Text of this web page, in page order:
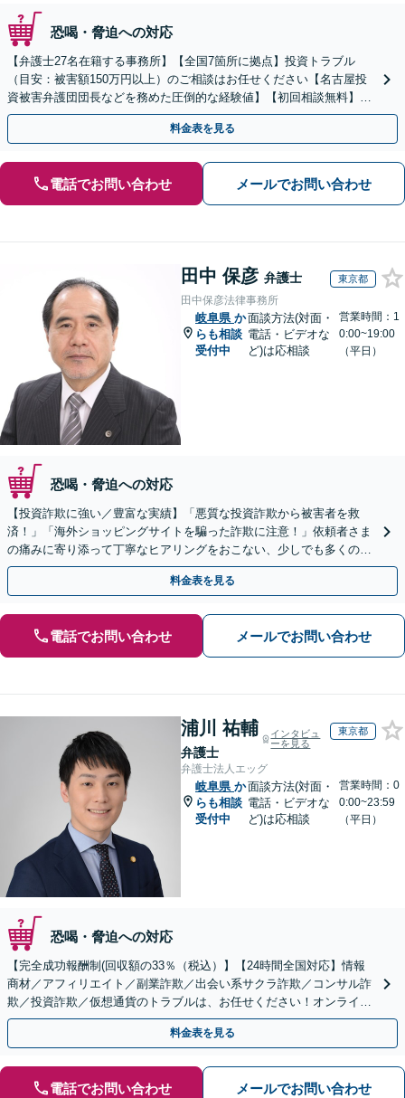
恐喝・脅迫への対応
【弁護士27名在籍する事務所】【全国7箇所に拠点】投資トラブル
（目安：被害額150万円以上）のご相談はお任せください【名古屋投
資被害弁護団団長などを務めた圧倒的な経験値】【初回相談無料】先
物取引、証券取引、仮想通貨、FX被害、マルチ商法など
料金表を見る
電話でお問い合わせ メールでお問い合わせ
田中 保彦 弁護士 東京都
田中保彦法律事務所
岐阜県 か
らも相談
受付中
面談方法(対面・
電話・ビデオな
ど)は応相談
営業時間：1
0:00~19:00
（平日）
恐喝・脅迫への対応
【投資詐欺に強い／豊富な実績】「悪質な投資詐欺から被害者を救
済！」「海外ショッピングサイトを騙った詐欺に注意！」依頼者さま
の痛みに寄り添って丁寧なヒアリングをおこない、少しでも多くの返
金が得られるよう尽力します！
料金表を見る
電話でお問い合わせ メールでお問い合わせ
浦川 祐輔
弁護士
インタビュ
ーを見る
東京都
弁護士法人エッグ
岐阜県 か
らも相談
受付中
面談方法(対面・
電話・ビデオな
ど)は応相談
営業時間：0
0:00~23:59
（平日）
恐喝・脅迫への対応
【完全成功報酬制(回収額の33％（税込）】【24時間全国対応】情報
商材／アフィリエイト／副業詐欺／出会い系サクラ詐欺／コンサル詐
欺／投資詐欺／仮想通貨のトラブルは、お任せください！オンライン
のみで解決も可能！
料金表を見る
電話でお問い合わせ メールでお問い合わせ